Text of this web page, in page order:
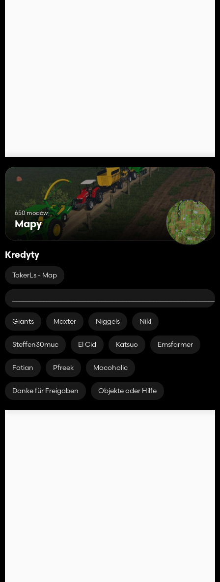
650 modów
Mapy
Kredyty
TakerLs - Map
Giants Maxter Niggels Nikl
Steffen30muc El Cid Katsuo Emsfarmer
Fatian Pfreek Macoholic
Danke für Freigaben Objekte oder Hilfe